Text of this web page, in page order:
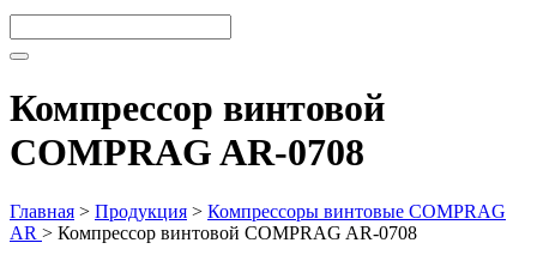
Компрессор винтовой
COMPRAG AR-0708
Главная > Продукция > Компрессоры винтовые COMPRAG
AR > Компрессор винтовой COMPRAG AR-0708